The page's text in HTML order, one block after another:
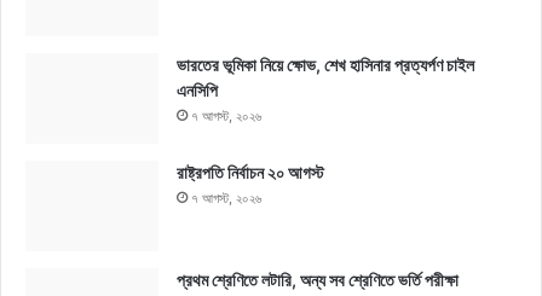
ভারতের ভূমিকা নিয়ে ক্ষোভ, শেখ হাসিনার প্রত্যর্পণ চাইল
এনসিপি
৭ আগস্ট, ২০২৬
রাষ্ট্রপতি নির্বাচন ২০ আগস্ট
৭ আগস্ট, ২০২৬
প্রথম শ্রেণিতে লটারি, অন্য সব শ্রেণিতে ভর্তি পরীক্ষা